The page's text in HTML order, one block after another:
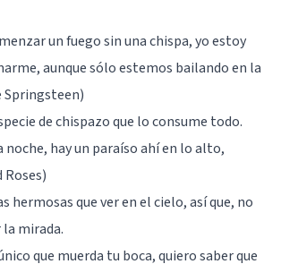
un fuego sin una chispa, yo estoy
aunque sólo estemos bailando en la
Springsteen)
de chispazo que lo consume todo.
noche, hay un paraíso ahí en lo alto,
Roses)
hermosas que ver en el cielo, así que, no
mirada.
que muerda tu boca, quiero saber que